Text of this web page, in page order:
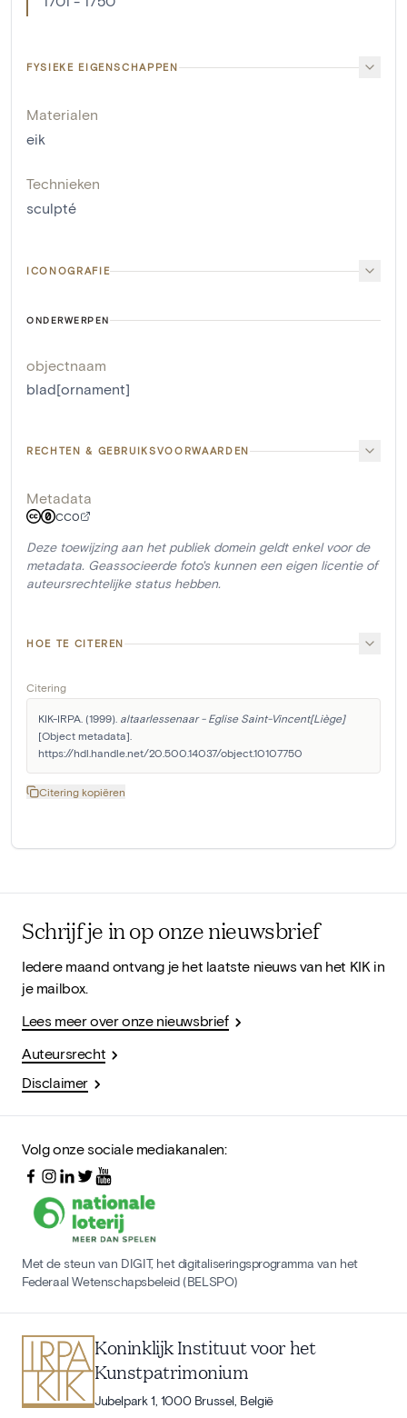
FYSIEKE EIGENSCHAPPEN
Materialen
eik
Technieken
sculpté
ICONOGRAFIE
ONDERWERPEN
objectnaam
blad[ornament]
RECHTEN & GEBRUIKSVOORWAARDEN
Metadata
CC0
Deze toewijzing aan het publiek domein geldt enkel voor de
metadata. Geassocieerde foto's kunnen een eigen licentie of
auteursrechtelijke status hebben.
HOE TE CITEREN
Citering
KIK-IRPA. (1999). altaarlessenaar - Eglise Saint-Vincent[Liège]
[Object metadata].
https://hdl.handle.net/20.500.14037/object.10107750
Citering kopiëren
Schrijf je in op onze nieuwsbrief
Iedere maand ontvang je het laatste nieuws van het KIK in
je mailbox.
Lees meer over onze nieuwsbrief
Auteursrecht
Disclaimer
Volg onze sociale mediakanalen:
Met de steun van DIGIT, het digitaliseringsprogramma van het
Federaal Wetenschapsbeleid (BELSPO)
Koninklijk Instituut voor het
Kunstpatrimonium
Jubelpark 1, 1000 Brussel, België